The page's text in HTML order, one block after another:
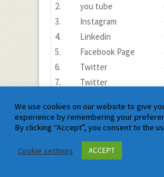
2.
you tube
3.
Instagram
4.
Linkedin
5.
Facebook Page
6.
Twitter
7.
Twitter
Satyam Mathematics Posts
About Us
We use cookies on our website to give
experience by remembering your
By clicking “Accept”, you consent to the
Cookie settings ACCEPT